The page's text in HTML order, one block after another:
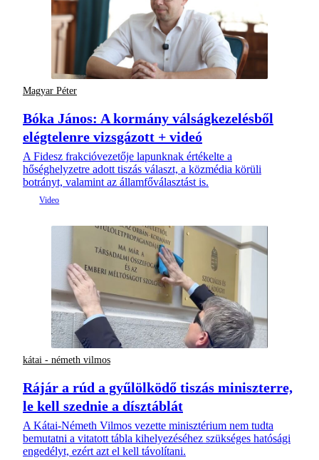
Magyar Péter
Bóka János: A kormány válságkezelésből
elégtelenre vizsgázott + videó
A Fidesz frakcióvezetője lapunknak értékelte a
hőséghelyzetre adott tiszás választ, a közmédia körüli
botrányt, valamint az államfőválasztást is.
kátai - németh vilmos
Rájár a rúd a gyűlölködő tiszás miniszterre,
le kell szednie a dísztáblát
A Kátai-Németh Vilmos vezette minisztérium nem tudta
bemutatni a vitatott tábla kihelyezéséhez szükséges hatósági
engedélyt, ezért azt el kell távolítani.